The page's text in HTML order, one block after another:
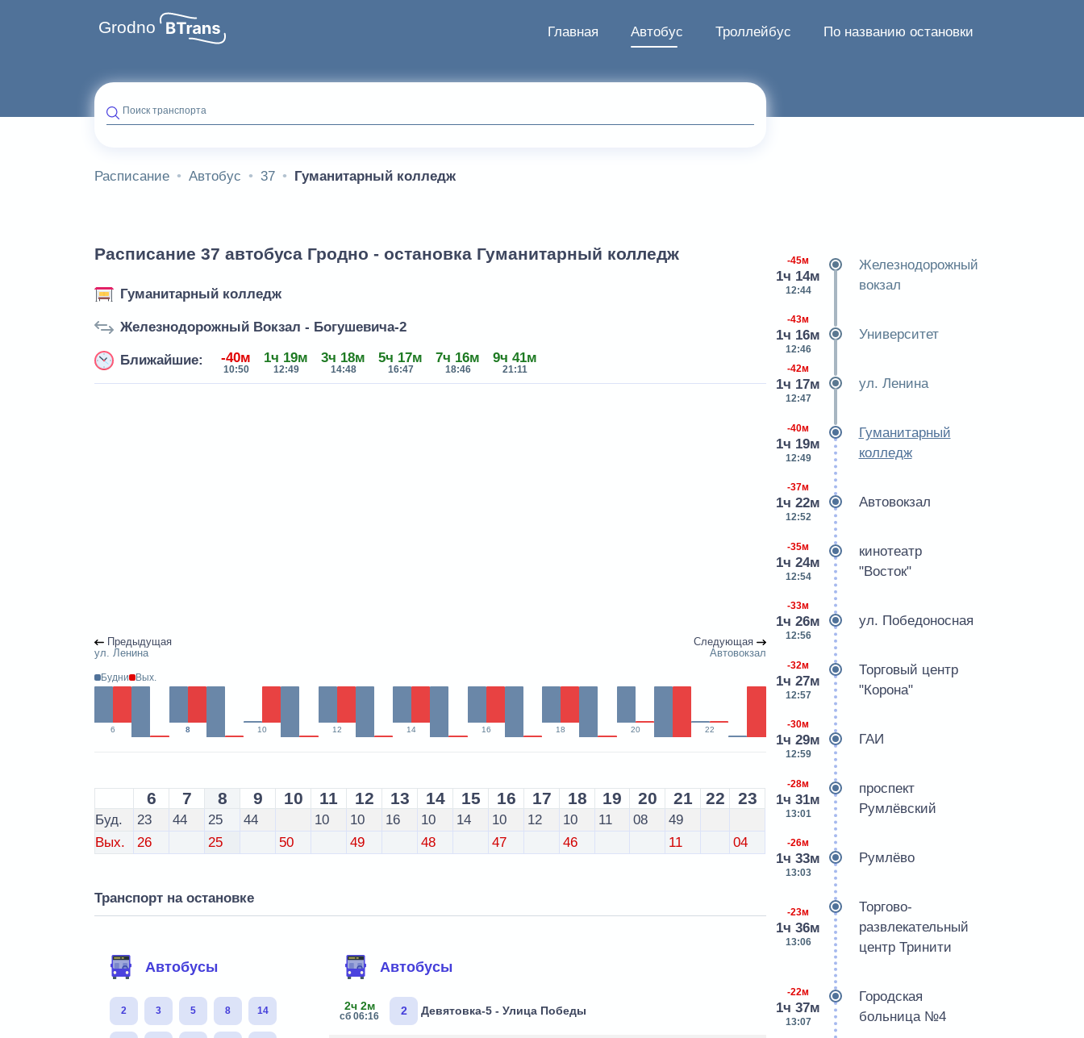
Grodno Главная Автобус Троллейбус По названию остановки
Поиск транспорта
Расписание Автобус 37 Гуманитарный колледж
Расписание 37 автобуса Гродно - остановка Гуманитарный колледж
Гуманитарный колледж
Железнодорожный Вокзал - Богушевича-2
Ближайшие: -40м
10:50
1ч 19м
12:49
3ч 18м
14:48
5ч 17м
16:47
7ч 16м
18:46
9ч 41м
21:11
Предыдущая
ул. Ленина
Следующая
Автовокзал
Будни Вых.
6 8 10 12 14 16 18 20 22
6 7 8 9 10 11 12 13 14 15 16 17 18 19 20 21 22 23
Буд. 23 44 25 44 10 10 16 10 14 10 12 10 11 08
49
Вых.
26 25 50 49 48 47 46 11 04
Транспорт на остановке
Автобусы
2 3 5 8 14
Автобусы
2ч 2м
сб 06:16 2 Девятовка-5 - Улица Победы
-45м
1ч 14м
12:44
Железнодорожный
вокзал
-43м
1ч 16м
12:46
Университет
-42м
1ч 17м
12:47
ул. Ленина
-40м
1ч 19м
12:49
Гуманитарный
колледж
-37м
1ч 22м
12:52
Автовокзал
-35м
1ч 24м
12:54
кинотеатр
"Восток"
-33м
1ч 26м
12:56
ул. Победоносная
-32м
1ч 27м
12:57
Торговый центр
"Корона"
-30м
1ч 29м
12:59
ГАИ
-28м
1ч 31м
13:01
проспект
Румлёвский
-26м
1ч 33м
13:03
Румлёво
-23м
1ч 36м
13:06
Торгово-
развлекательный
центр Тринити
-22м
1ч 37м
13:07
Городская
больница №4